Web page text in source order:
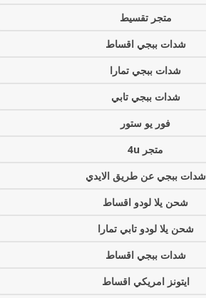
متجر تقسيط
شدات ببجي اقساط
شدات ببجي تمارا
شدات ببجي تابي
فور يو ستور
متجر 4u
شدات ببجي عن طريق الايدي
شحن يلا لودو اقساط
شحن يلا لودو تابي تمارا
شدات ببجي اقساط
ايتونز امريكي اقساط